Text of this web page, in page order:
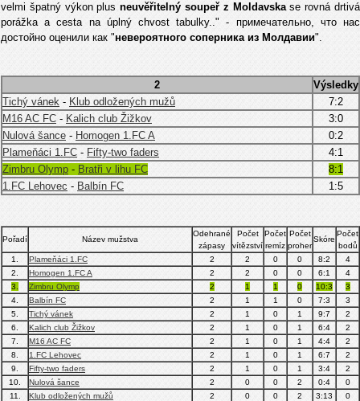
velmi špatný výkon plusneuvěřitelný soupeř z Moldavskase rovná drtivá
porážka a cesta na úplný chvost tabulky.." - примечательно, что нас
достойно оценили как "невероятного соперникa из Молдавии".
2
Výsledky
Tichý vánek - Klub odložených mužů
7:2
M16 AC FC - Kalich club Žižkov
3:0
Nulová šance - Homogen 1.FC A
0:2
Plameňáci 1.FC - Fifty-two faders
4:1
Zimbru Olymp - Bratři v lihu FC
8:1
1.FC Lehovec - Balbín FC 1:5
Pořadí Název mužstva
Odehrané
zápasy
Počet
vítězství
Počet
remíz
Počet
proher
Skóre
Počet
bodů
1.
Plameňáci 1.FC 2 2 0 0 8:2
4
2.
Homogen 1.FC A 2 2 0 0 6:1
4
3.
Zimbru Olymp 2 1 1 0 10:3
3
4.
Balbín FC 2 1 1 0 7:3
3
5.
Tichý vánek 2 1 0 1 9:7
2
6.
Kalich club Žižkov 2 1 0 1 6:4
2
7.
M16 AC FC 2 1 0 1 4:4
2
8.
1.FC Lehovec 2 1 0 1 6:7
2
9.
Fifty-two faders 2 1 0 1 3:4
2
10.
Nulová šance 2 0 0 2 0:4
0
11.
Klub odložených mužů 2 0 0 2 3:13
0